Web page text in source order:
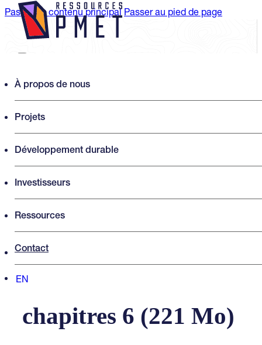
Passer au contenu principal Passer au pied de page
À propos de nous
Projets
Développement durable
Investisseurs
Ressources
Contact
EN
Search PMET Resources
Rechercher
×
Processus d'EIES Shaakichiuwaanaan
Volume 7 – annexes
chapitres 6 (221 Mo)